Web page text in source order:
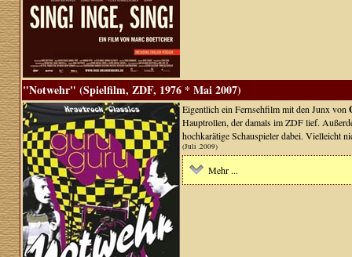
"Notwehr" (Spielfilm, ZDF, 1976 * Mai 2007)
Eigentlich ein Fernsehfilm mit den Junx von
Hauptrollen, der damals im ZDF lief.
hochkarätige Schauspieler dabei. Vielleicht
(Juli .2009)
Mehr ...